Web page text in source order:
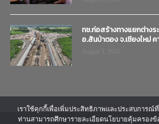
ทช.ก่อสร้างทางแยกต่าง
อ.สันป่าตอง จ.เชียงใหม่
เราใช้คุกกี้เพื่อเพิ่มประสิทธิภาพและประสบการณ์
ท่านสามารถศึกษารายละเอียดนโยบายคุ้มครอง